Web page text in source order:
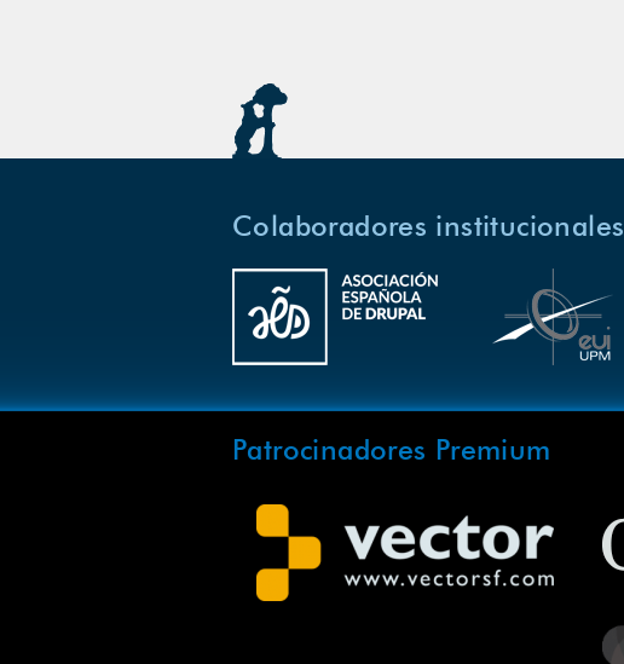
Colaboradores institucionales
Patrocinadores Premium